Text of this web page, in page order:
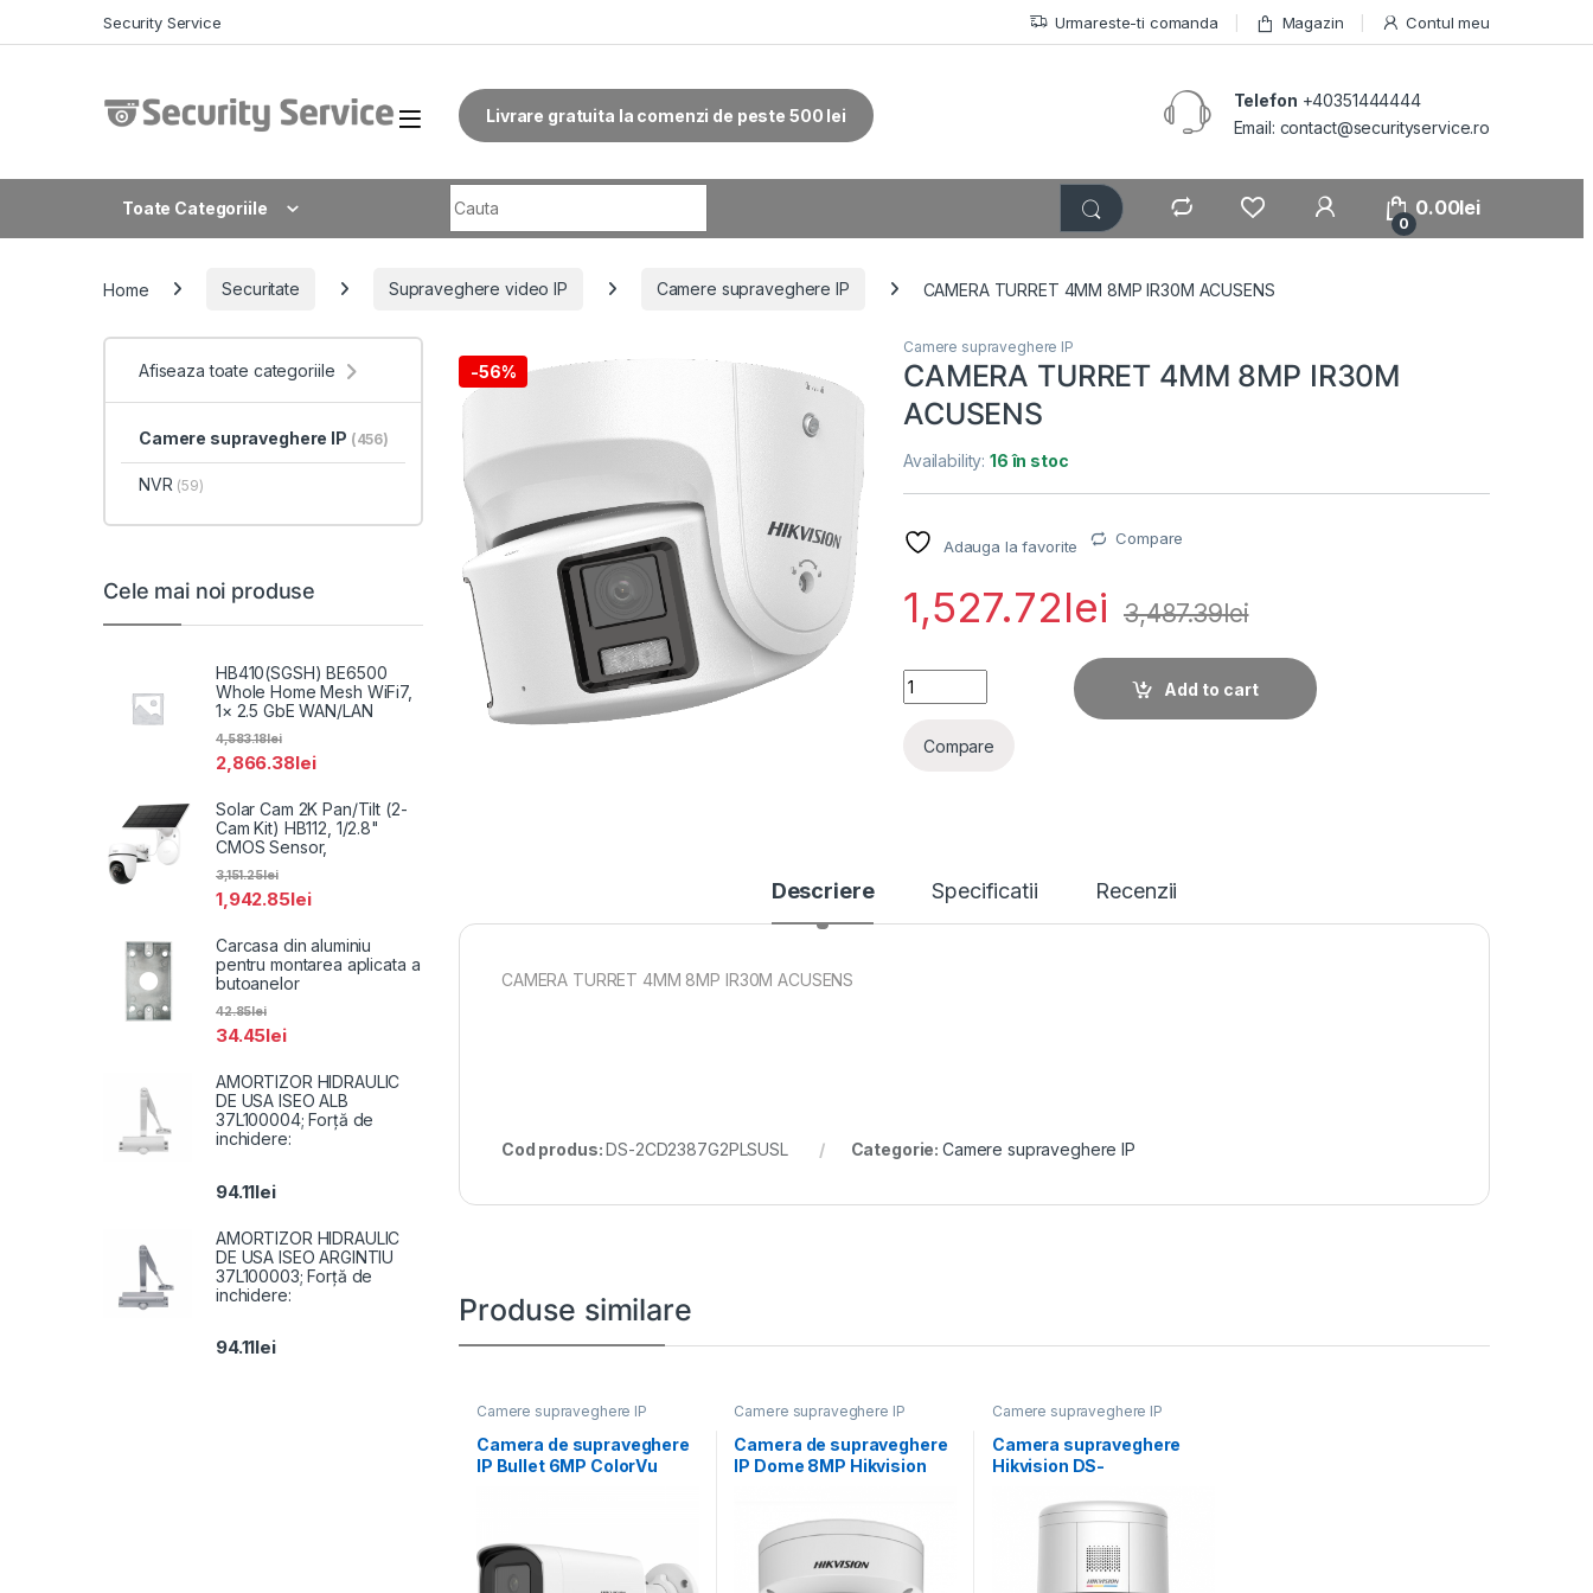
Security Service Urmareste-ti comanda Magazin Contul meu
Livrare gratuita la comenzi de peste 500 lei
Telefon +40351444444
Email: contact@securityservice.ro
Toate Categoriile
0
0.00lei
Home Securitate Supraveghere video IP Camere supraveghere IP CAMERA TURRET 4MM 8MP IR30M ACUSENS
-56%
Camere supraveghere IP
CAMERA TURRET 4MM 8MP IR30M
ACUSENS
Availability:16 în stoc
Adauga la favorite Compare
1,527.72lei 3,487.39lei
CAMERA TURRET 4MM 8MP IR30M ACUSENS quantity
Add to cart
Compare
Descriere Specificatii Recenzii
CAMERA TURRET 4MM 8MP IR30M ACUSENS
Cod produs:DS-2CD2387G2PLSUSL Categorie: Camere supraveghere IP
Produse similare
Camere supraveghere IP
Camera de supraveghere
IP Bullet 6MP ColorVu
Camere supraveghere IP
Camera de supraveghere
IP Dome 8MP Hikvision
lentila
Camere supraveghere IP
Camera supraveghere
Hikvision DS-
,4MP;rezolutie 2560 ×
Afiseaza toate categoriile
Camere supraveghere IP (456)
NVR (59)
Cele mai noi produse
HB410(SGSH) BE6500
Whole Home Mesh WiFi7,
1× 2.5 GbE WAN/LAN
2,866.38lei
4,583.18lei
Solar Cam 2K Pan/Tilt (2-
Cam Kit) HB112, 1/2.8"
CMOS Sensor,
1,942.85lei
3,151.25lei
Carcasa din aluminiu
pentru montarea aplicata a
butoanelor
34.45lei
42.85lei
AMORTIZOR HIDRAULIC
DE USA ISEO ALB
37L100004; Forță de
inchidere:
94.11lei
AMORTIZOR HIDRAULIC
DE USA ISEO ARGINTIU
37L100003; Forță de
inchidere:
94.11lei